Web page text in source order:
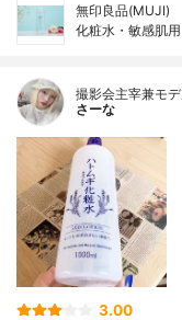
無印良品(MUJI)
化粧水・敏感肌
撮影会主宰兼モ
さーな
3.00